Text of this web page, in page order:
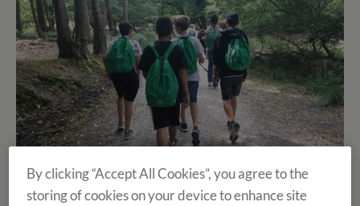
By clicking “Accept All Cookies”, you agree to the
storing of cookies on your device to enhance site